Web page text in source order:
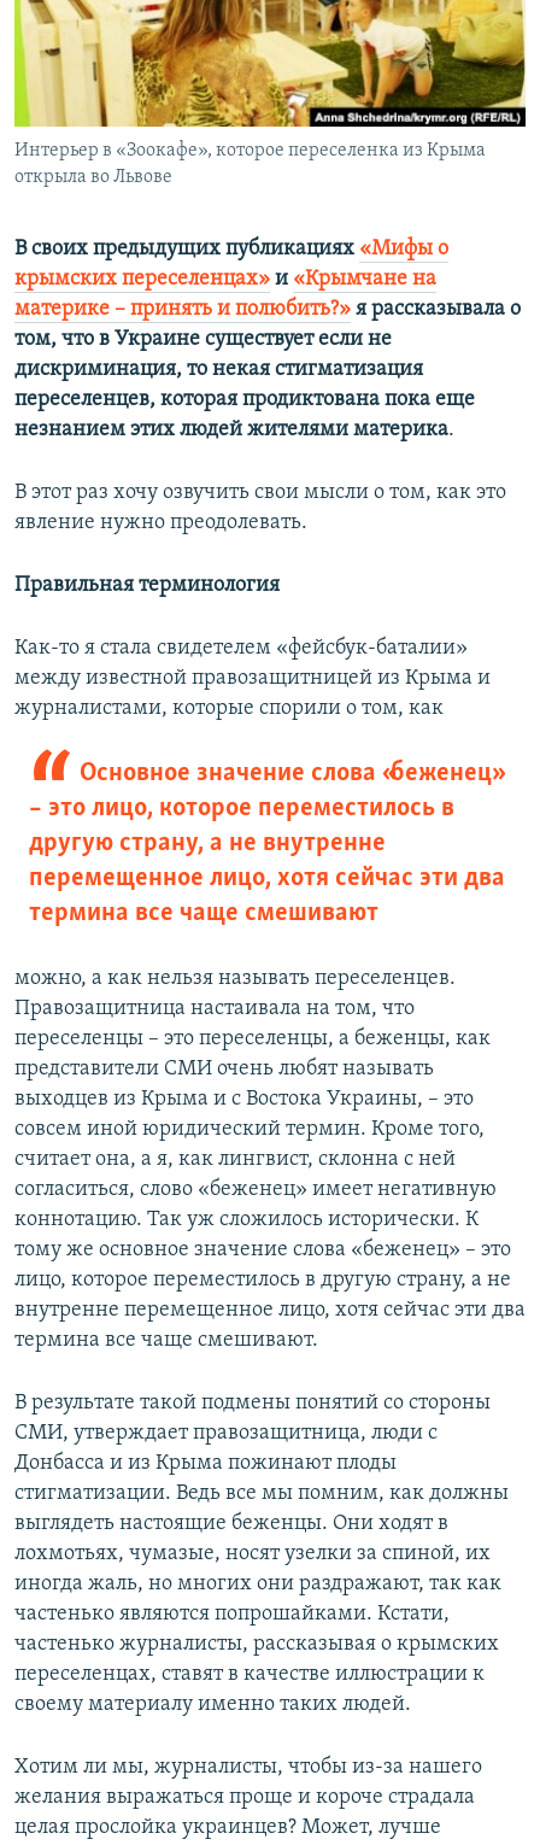
ПОБЕДИТЕЛЕЙ НЕ СУДЯТ?
КРЫМ.НЕПОКОРЕННЫЙ
УКРАИНСКАЯ ПРОБЛЕМА КРЫМА
ПРИСОЕДИНЯЙТЕСЬ!
Все сайты RFE/RL
Интерьер в «Зоокафе», которое переселенка из Крыма
открыла во Львове
В своих предыдущих публикациях «Мифы о
крымских переселенцах» и «Крымчане на
материке – принять и полюбить?» я рассказывала о
том, что в Украине существует если не
дискриминация, то некая стигматизация
переселенцев, которая продиктована пока еще
незнанием этих людей жителями материка.
В этот раз хочу озвучить свои мысли о том, как это
явление нужно преодолевать.
Правильная терминология
Как-то я стала свидетелем «фейсбук-баталии»
между известной правозащитницей из Крыма и
журналистами, которые спорили о том, как
Основное значение слова «беженец»
– это лицо, которое переместилось в
другую страну, а не внутренне
перемещенное лицо, хотя сейчас эти два
термина все чаще смешивают
можно, а как нельзя называть переселенцев.
Правозащитница настаивала на том, что
переселенцы – это переселенцы, а беженцы, как
представители СМИ очень любят называть
выходцев из Крыма и с Востока Украины, – это
совсем иной юридический термин. Кроме того,
считает она, а я, как лингвист, склонна с ней
согласиться, слово «беженец» имеет негативную
коннотацию. Так уж сложилось исторически. К
тому же основное значение слова «беженец» – это
лицо, которое переместилось в другую страну, а не
внутренне перемещенное лицо, хотя сейчас эти два
термина все чаще смешивают.
В результате такой подмены понятий со стороны
СМИ, утверждает правозащитница, люди с
Донбасса и из Крыма пожинают плоды
стигматизации. Ведь все мы помним, как должны
выглядеть настоящие беженцы. Они ходят в
лохмотьях, чумазые, носят узелки за спиной, их
иногда жаль, но многих они раздражают, так как
частенько являются попрошайками. Кстати,
частенько журналисты, рассказывая о крымских
переселенцах, ставят в качестве иллюстрации к
своему материалу именно таких людей.
Хотим ли мы, журналисты, чтобы из-за нашего
желания выражаться проще и короче страдала
целая прослойка украинцев? Может, лучше